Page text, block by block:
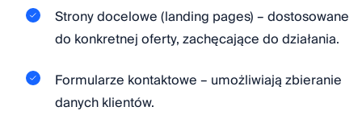
Strony docelowe (landing pages) – dostosowane
do konkretnej oferty, zachęcające do działania.
Formularze kontaktowe – umożliwiają zbieranie
danych klientów.